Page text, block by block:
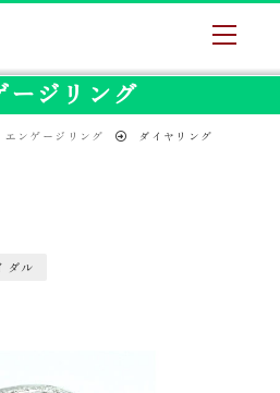
ージリング
エンゲージリング ダイヤリング
ダル